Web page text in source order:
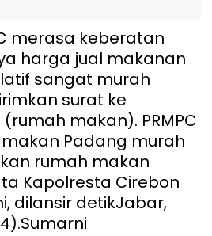
merasa keberatan
harga jual makanan
sangat murah
surat ke
makan). PRMPC
Padang murah
rumah makan
Kapolresta Cirebon
dilansir detikJabar,
Sumarni